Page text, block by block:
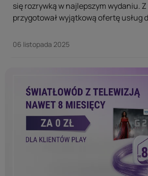
się rozrywką w najlepszym wydaniu.
przygotował wyjątkową ofertę usług
światłowodu i telewizji bez opłat przez
06 listopada 2025